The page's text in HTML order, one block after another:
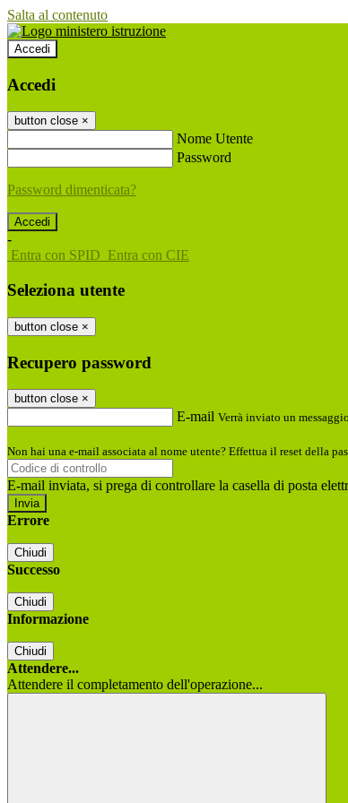
Salta al contenuto
Accedi
Accedi
button close ×
Nome Utente
Password
Password dimenticata?
-
Entra con SPID Entra con CIE
Seleziona utente
button close ×
Recupero password
button close ×
E-mail Verrà inviato un
Non hai una e-mail associata al nome utente? Effettua il reset della
E-mail inviata, si prega di controllare la casella di posta
Errore
Chiudi
Successo
Chiudi
Informazione
Chiudi
Attendere...
Attendere il completamento dell'operazione...